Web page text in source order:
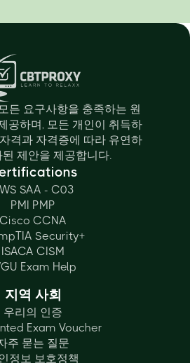
든 요구사항을 충족하는 원
공하며, 모든 개인이 취득하
격과 자격증에 따라 유연하
제안을 제공합니다.
SAA - C03
PMI PMP
Cisco CCNA
Security+
ISACA CISM
Exam Help
지역 사회
우리의 인증
Exam Voucher
주 묻는 질문
정보 보호정책